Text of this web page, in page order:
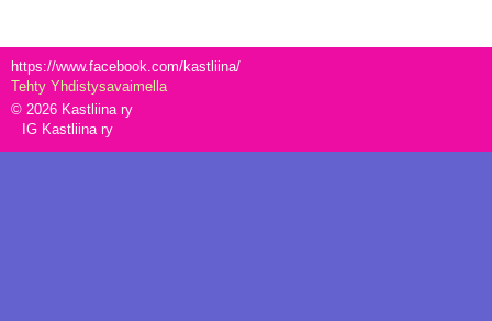
https://www.facebook.com/kastliina/
Tehty Yhdistysavaimella
© 2026 Kastliina ry
IG Kastliina ry